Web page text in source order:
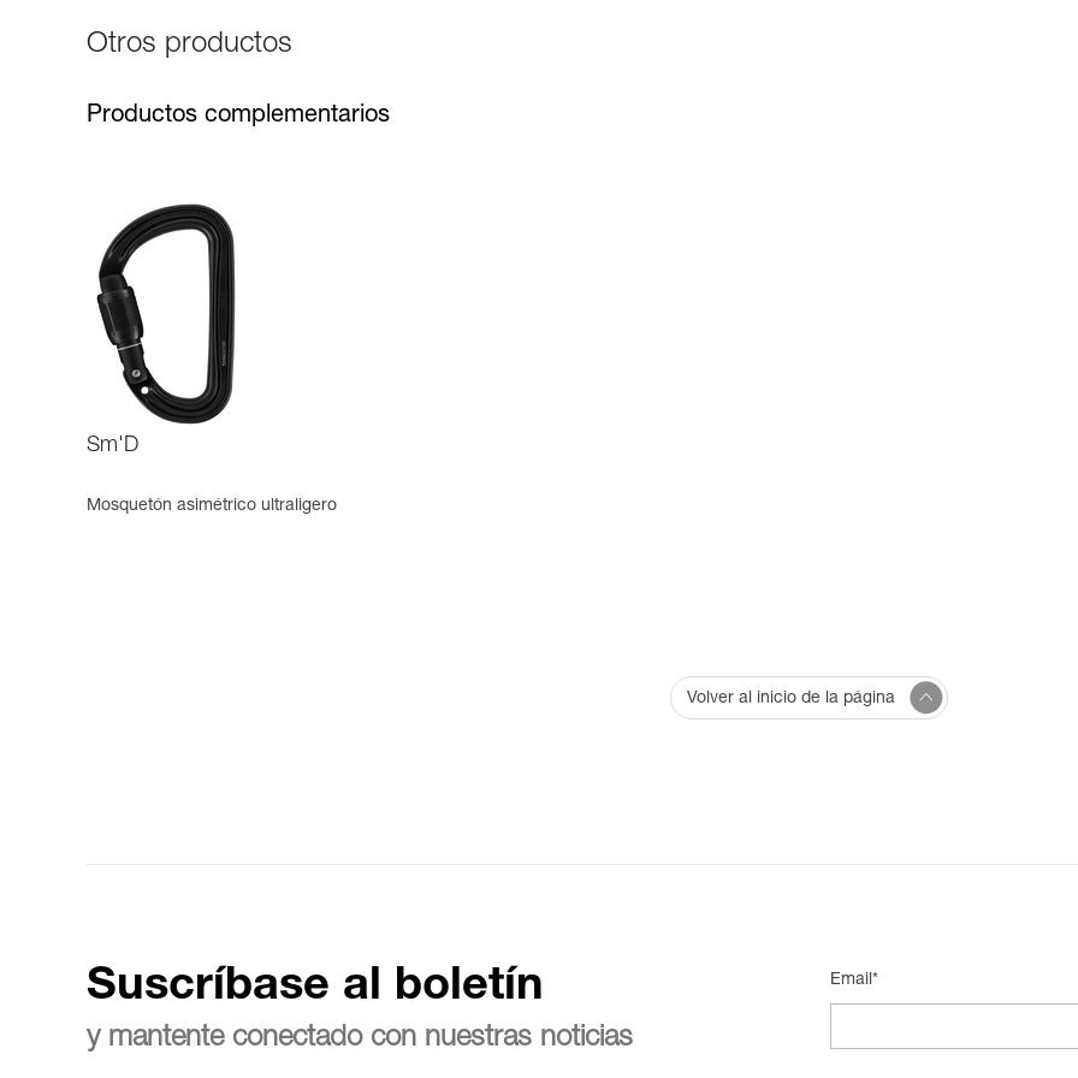
Otros productos
Productos complementarios
Sm'D
Mosquetón asimétrico ultraligero
Volver al inicio de la página
Suscríbase al boletín
y mantente conectado con nuestras noticias
Email*